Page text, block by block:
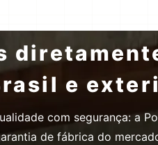
e
com segurança: a
de fábrica do